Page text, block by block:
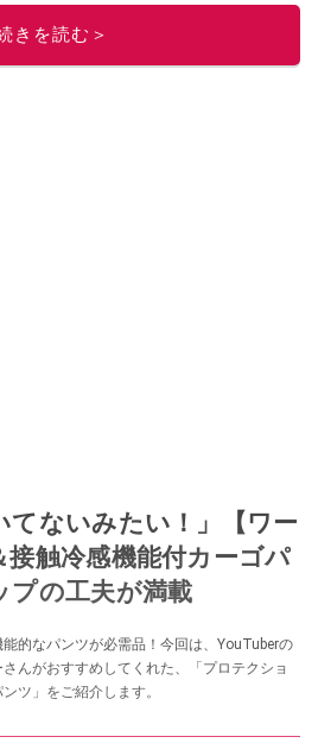
きを読む＞
てないみたい！」【ワー
接触冷感機能付カーゴパ
プの工夫が満載
的なパンツが必需品！今回は、YouTuberの
んがおすすめしてくれた、「プロテクショ
ツ」をご紹介します。